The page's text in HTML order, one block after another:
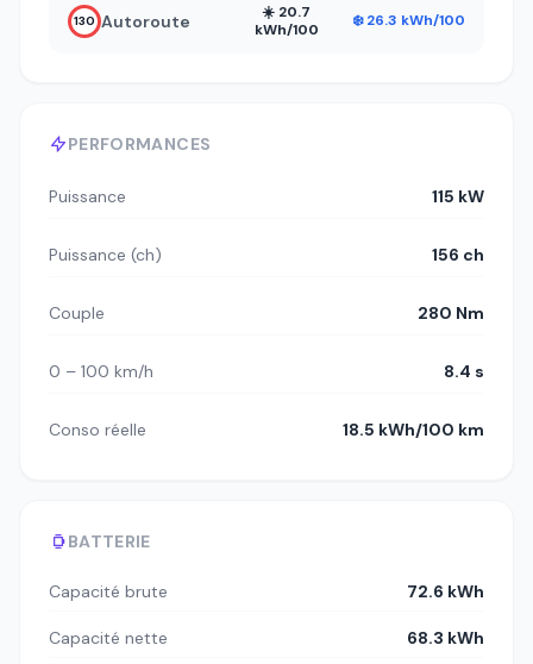
PERFORMANCES
Puissance 115 kW
Puissance (ch) 156 ch
Couple 280 Nm
0 – 100 km/h 8.4 s
Conso réelle 18.5 kWh/100 km
BATTERIE
Capacité brute 72.6 kWh
Capacité nette 68.3 kWh
130 Autoroute
☀️ 20.7
kWh/100
❄️ 26.3 kWh/100